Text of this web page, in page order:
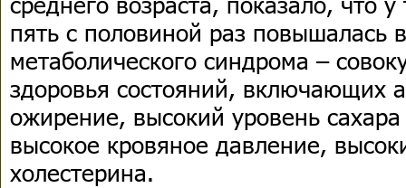
пять с половиной раз повышалась
метаболического синдрома –
здоровья состояний, включающих
ожирение, высокий уровень
высокое кровяное давление,
холестерина.